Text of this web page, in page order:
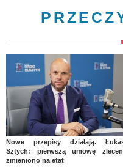
Nowe przepisy działają.
Sztych: pierwszą umowę
zmieniono na etat